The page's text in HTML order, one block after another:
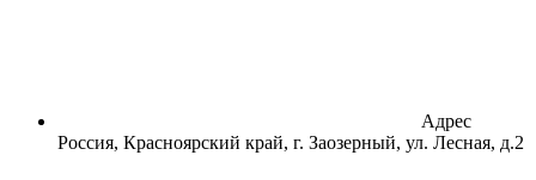
Адрес
Россия, Красноярский край, г. Заозерный, ул. Лесная, д.2